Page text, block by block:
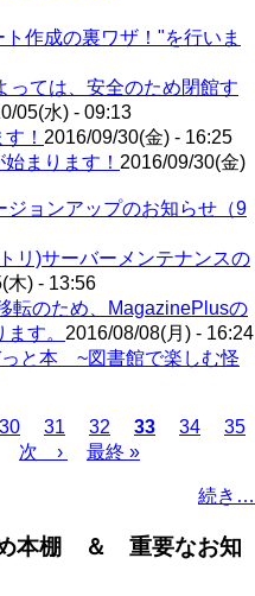
成の裏ワザ！"を行いま
ては、安全のため閉館す
05(水) - 09:13
！ 2016/09/30(金) - 16:25
まります！ 2016/09/30(金)
ョンアップのお知らせ（9
)サーバーメンテナンスの
木) - 13:56
のため、MagazinePlusの
す。 2016/08/08(月) - 16:24
と本 ~図書館で楽しむ怪
Page
30 Page
31 Page
32
カ
レ
ー
33 Page
34
35
次
次 ›
最
ジ
最終 »
続き…
本棚 ＆ 重要なお知